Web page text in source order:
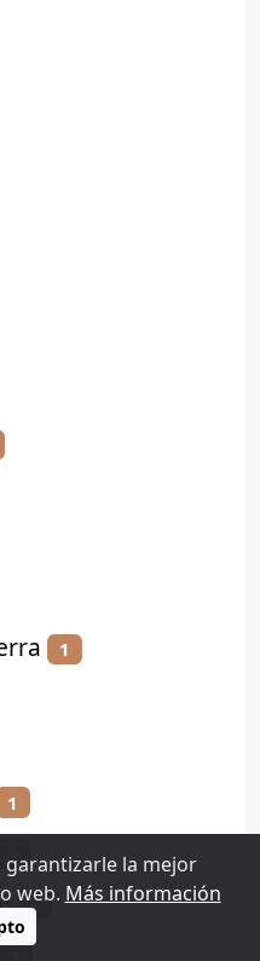
1
1
2
la mejor
web. Más información